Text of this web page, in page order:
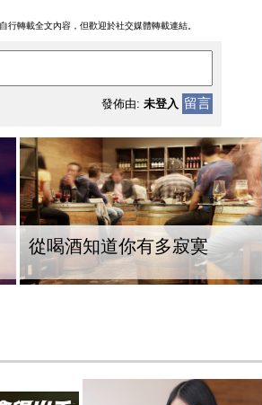
轉載全文內容，但歡迎於社交媒體轉載連結。
發佈由: 未登入 留言
從喝酒知道你有多寂寞